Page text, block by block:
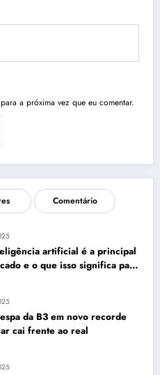
a próxima vez que eu comentar.
Comentário
artificial é a principal
e o que isso significa para
da B3 em novo recorde
cai frente ao real